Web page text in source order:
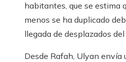
habitantes, que se estima
menos se ha duplicado
llegada de desplazados
Desde Rafah, Ulyan envía